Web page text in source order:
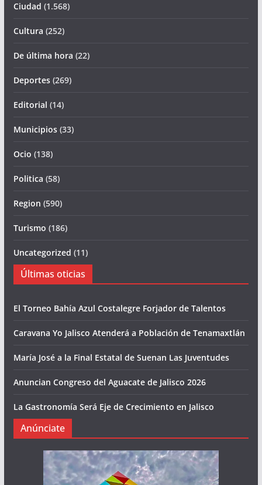
Ciudad (1.568)
Cultura (252)
De última hora (22)
Deportes(269)
Editorial (14)
Municipios(33)
Ocio (138)
Politica (58)
Region (590)
Turismo (186)
Uncategorized (11)
Últimas oticias
El Torneo Bahía Azul Costalegre Forjador de Talentos
Caravana Yo Jalisco Atenderá a Población de Tenamaxtlán
María José a la Final Estatal de Suenan Las Juventudes
Anuncian Congreso del Aguacate de Jalisco 2026
La Gastronomía Será Eje de Crecimiento en Jalisco
Anúnciate